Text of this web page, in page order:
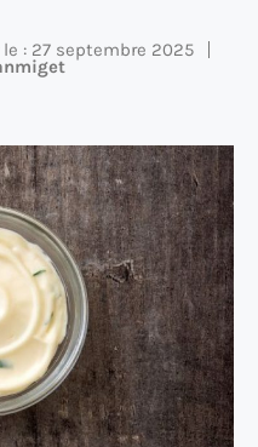
: 27 septembre 2025